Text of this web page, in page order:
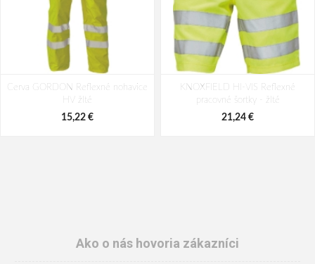
Cerva GORDON Reflexné nohavice
HV žlté
15,22 €
KNOXFIELD HI-VIS Reflexné
pracovné šortky - žlté
21,24 €
Ako o nás hovoria zákazníci